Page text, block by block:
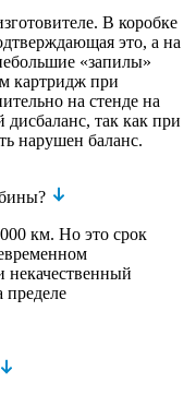
В коробке
это, а на
«запилы»
картридж при
на стенде на
дисбаланс, так как при
нарушен баланс.
км. Но это срок
некачественный
пределе